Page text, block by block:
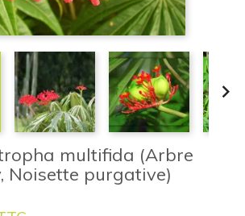

multifida (Arbre
Noisette purgative)